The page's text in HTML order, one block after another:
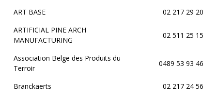
ART BASE
02 217 29 20
ARTIFICIAL PINE ARCH
MANUFACTURING
02 511 25 15
Association Belge des Produits du
Terroir
0489 53 93 46
Branckaerts
02 217 24 56